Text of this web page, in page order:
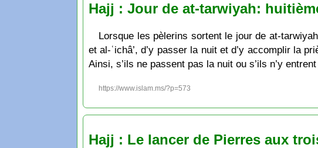
Hajj : Jour de at-tarwiyah:
Lorsque les pèlerins sortent le jour de at-
et al-ʿichâ’, d’y passer la nuit et d’y accomplir la
Ainsi, s’ils ne passent pas la nuit ou s’ils n’y
https://www.islam.ms/?p=573
Hajj : Le lancer de Pierres aux